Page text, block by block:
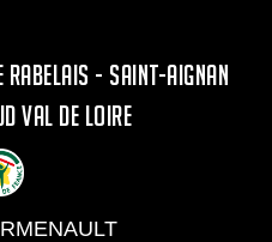
RABELAIS - SAINT-AIGNAN
VAL DE LOIRE